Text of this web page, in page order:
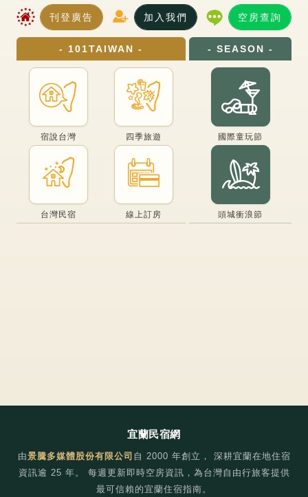
刊登廣告 加入我們 空房查詢
- 101TAIWAN -
宿說台灣 四季旅遊
台灣民宿 線上訂房
- SEASON -
國際童玩節
頭城衝浪節
宜蘭民宿網
由景騰多媒體股份有限公司 自 2000 年創立， 深耕宜蘭在地住宿
資訊逾 25 年。 每週更新即時空房資訊，為台灣自由行旅客提供
最可信賴的宜蘭住宿指南。